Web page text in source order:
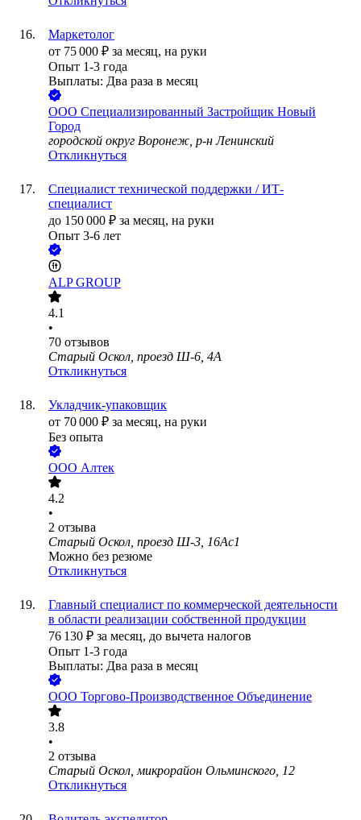
Маркетолог
от 75 000 ₽ за месяц, на руки
Опыт 1-3 года
Выплаты: Два раза в месяц
ООО Специализированный Застройщик Новый
Город
городской округ Воронеж, р-н Ленинский
Откликнуться
Специалист технической поддержки / ИТ-
специалист
до 150 000 ₽ за месяц, на руки
Опыт 3-6 лет
ALP GROUP
4.1
•
70 отзывов
Старый Оскол, проезд Ш-6, 4А
Откликнуться
Укладчик-упаковщик
от 70 000 ₽ за месяц, на руки
Без опыта
ООО Алтек
4.2
•
2 отзыва
Старый Оскол, проезд Ш-3, 16Ас1
Можно без резюме
Откликнуться
Главный специалист по коммерческой деятельности
в области реализации собственной продукции
76 130 ₽ за месяц, до вычета налогов
Опыт 1-3 года
Выплаты: Два раза в месяц
ООО Торгово-Производственное Объединение
3.8
•
2 отзыва
Старый Оскол, микрорайон Ольминского, 12
Откликнуться